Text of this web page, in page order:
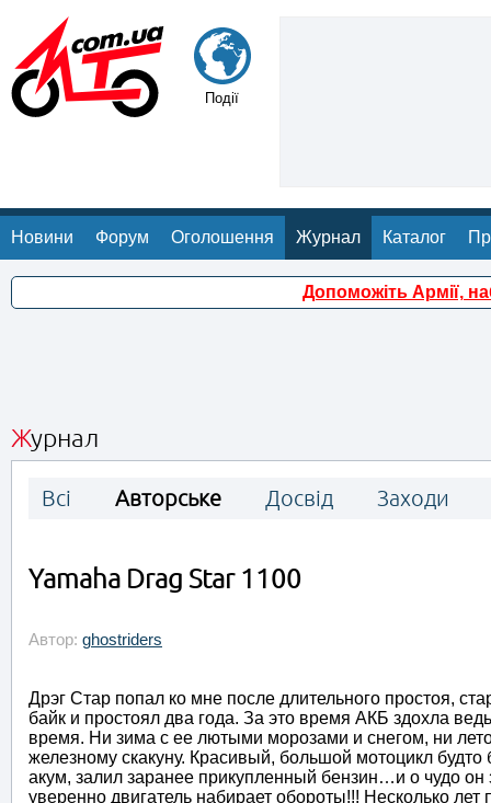
Події
Новини Форум Оголошення Журнал Каталог
Допоможіть Армії,
Журнал
Всі Авторське Досвід Заходи
Yamaha Drag Star 1100
Автор: ghostriders
Дрэг Стар попал ко мне после длительного простоя,
байк и простоял два года. За это время АКБ здохла
время. Ни зима с ее лютыми морозами и снегом, ни
железному скакуну. Красивый, большой мотоцикл
акум, залил заранее прикупленный бензин…и о чудо
уверенно двигатель набирает обороты!!! Несколько